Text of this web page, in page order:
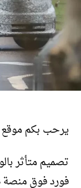
يرحب بكم موقع
تصميم متأثر
فورد فوق منصة MEB لمجموعة فولكس فاجن